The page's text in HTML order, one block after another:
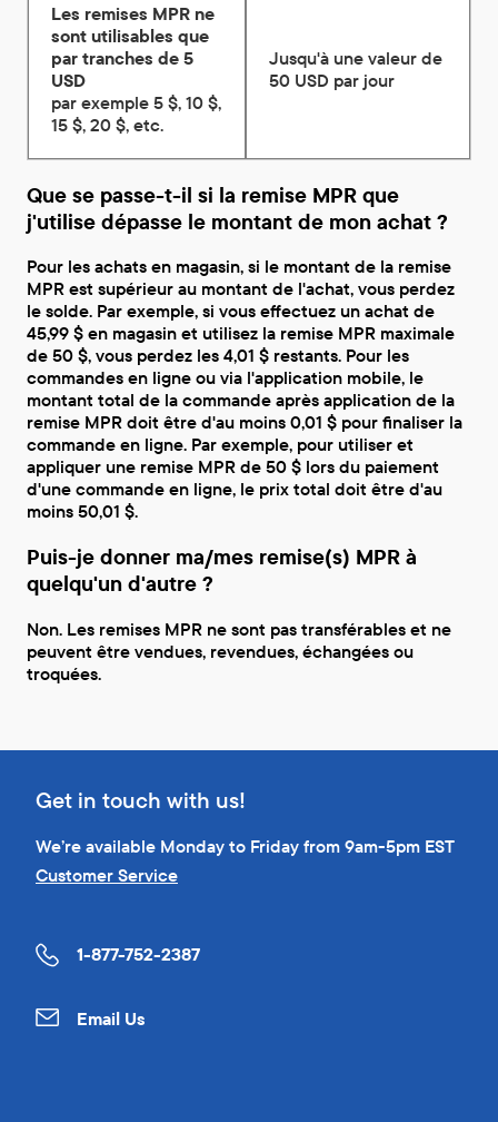
Les remises MPR ne
sont utilisables que
par tranches de 5
USD
par exemple 5 $, 10 $,
15 $, 20 $, etc.
Jusqu'à une valeur de
50 USD par jour
Que se passe-t-il si la remise MPR que
j'utilise dépasse le montant de mon achat ?
Pour les achats en magasin, si le montant de la remise
MPR est supérieur au montant de l'achat, vous perdez
le solde. Par exemple, si vous effectuez un achat de
45,99 $ en magasin et utilisez la remise MPR maximale
de 50 $, vous perdez les 4,01 $ restants. Pour les
commandes en ligne ou via l'application mobile, le
montant total de la commande après application de la
remise MPR doit être d'au moins 0,01 $ pour finaliser la
commande en ligne. Par exemple, pour utiliser et
appliquer une remise MPR de 50 $ lors du paiement
d'une commande en ligne, le prix total doit être d'au
moins 50,01 $.
Puis-je donner ma/mes remise(s) MPR à
quelqu'un d'autre ?
Non. Les remises MPR ne sont pas transférables et ne
peuvent être vendues, revendues, échangées ou
troquées.
Get in touch with us!
We’re available Monday to Friday from 9am-5pm EST
Customer Service
1-877-752-2387
Email Us